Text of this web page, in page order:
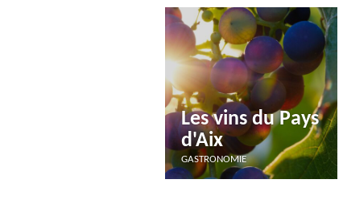
Les vins du Pays
d'Aix
GASTRONOMIE